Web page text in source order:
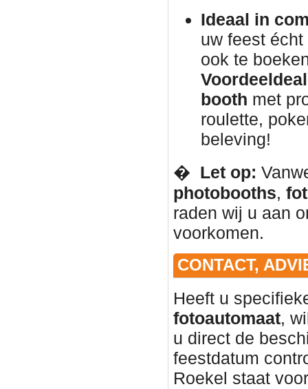
Ideaal in
uw feest
ook te
booth met
roulette,
beleving!
� ️ Let op:
photobooths,
raden wij u aan
voorkomen.
CONTACT,
Heeft u
fotoautomaat,
u direct de
feestdatum
Roekel staat